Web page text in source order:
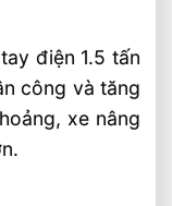
điện 1.5 tấn
công và tăng
xe nâng